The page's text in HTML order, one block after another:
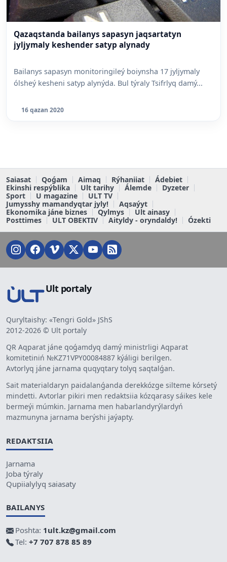
Qazaqstanda bailanys sapasyn jaqsartatyn
jyljymaly keshender satyp alynady
Bailanys sapasyn monitoringileý boiynsha 17 jyljymaly
ólsheý kesheni satyp alynýda. Bul týraly Tsifrlyq damý...
16 qazan 2020
Saiasat Qoǵam Aimaq Rýhaniiat
Ádebiet
Ekinshi respýblika
Ult tarihy Álemde
Dyzeter
Sport
U magazine
ULT TV
Jumysshy mamandyqtar jyly!
Aqsaýyt
Ekonomika jáne biznes
Qylmys
Ult ainasy
Posttimes
ULT OBEKTIV Aityldy - oryndaldy! Ózekti
Ult portaly
Quryltaishy: «Tengri Gold» JShS
2012-2026 © Ult portaly
QR Aqparat jáne qoǵamdyq damý ministrligi Aqparat
komitetiniń №KZ71VPY00084887 kýáligi berilgen.
Avtorlyq jáne jarnama quqyqtary tolyq saqtalǵan.
Sait materialdaryn paidalanǵanda derekkózge silteme kórsetý
mindetti. Avtorlar pikiri men redaktsiia kózqarasy sáikes kele
bermeýi múmkin. Jarnama men habarlandyrýlardyń
mazmunyna jarnama berýshi jaýapty.
REDAKTSIIA
Jarnama
Joba týraly
Qupiialylyq saiasaty
BAILANYS
Poshta: 1ult.kz@gmail.com
Tel: +7 707 878 85 89